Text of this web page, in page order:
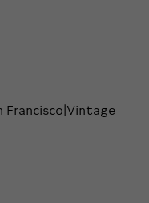
Francisco|Vintage